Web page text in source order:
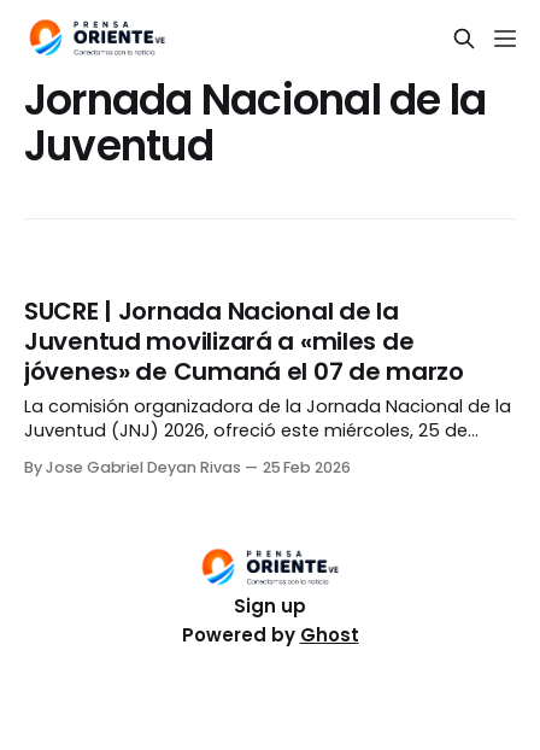
Jornada Nacional de la
Juventud
SUCRE | Jornada Nacional de la
Juventud movilizará a «miles de
jóvenes» de Cumaná el 07 de marzo
La comisión organizadora de la Jornada Nacional de la
Juventud (JNJ) 2026, ofreció este miércoles, 25 de
evento que movilizará a «miles de jóvenes» de la
By Jose Gabriel Deyan Rivas 25 Feb 2026
Sign up
Powered by Ghost